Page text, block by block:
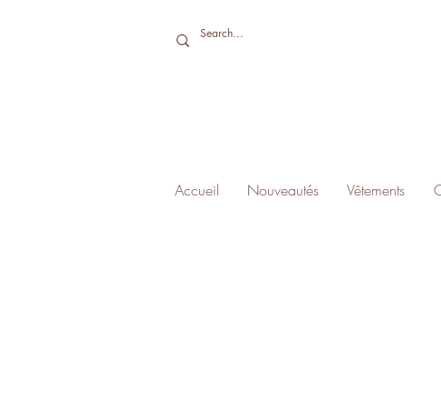
Accueil Nouveautés Vêtements